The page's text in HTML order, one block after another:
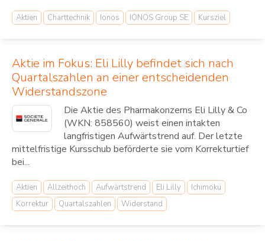
Aktien Charttechnik Ionos IONOS Group SE Kursziel
Aktie im Fokus: Eli Lilly befindet sich nach
Quartalszahlen an einer entscheidenden
Widerstandszone
Die Aktie des Pharmakonzerns Eli Lilly & Co
(WKN: 858560) weist einen intakten
langfristigen Aufwärtstrend auf. Der letzte
mittelfristige Kursschub beförderte sie vom Korrekturtief
bei...
Aktien Allzeithoch Aufwärtstrend Eli Lilly
Ichimoku
Korrektur
Quartalszahlen Widerstand